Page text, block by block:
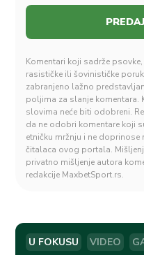
Komentari koji sadrže
rasističke ili šovinističke
zabranjeno lažno
poljima za slanje komentara.
slovima neće biti odobreni.
da ne odobri komentare koji
etničku mržnju i ne
čitalaca ovog portala.
privatno mišljenje autora
redakcije MaxbetSport.rs.
U FOKUSU VIDEO